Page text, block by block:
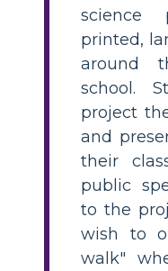
science
printed,
around
school.
project
and
their
public
to the
wish to
walk"